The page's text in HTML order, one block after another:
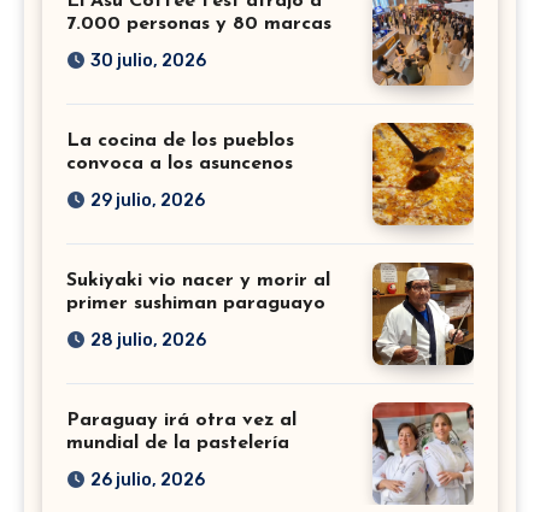
7.000 personas y 80 marcas
30 julio, 2026
La cocina de los pueblos
convoca a los asuncenos
29 julio, 2026
Sukiyaki vio nacer y morir al
primer sushiman paraguayo
28 julio, 2026
Paraguay irá otra vez al
mundial de la pastelería
26 julio, 2026